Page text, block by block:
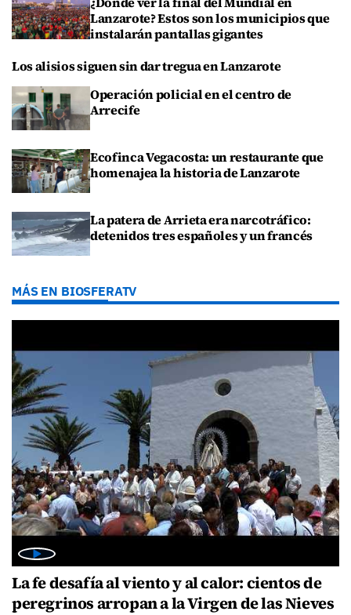
Lanzarote? Estos son los municipios que
instalarán pantallas gigantes
Los alisios siguen sin dar tregua en Lanzarote
Operación policial en el centro de
Arrecife
Ecofinca Vegacosta: un restaurante que
homenajea la historia de Lanzarote
La patera de Arrieta era narcotráfico:
detenidos tres españoles y un francés
MÁS EN BIOSFERATV
La fe desafía al viento y al calor: cientos de
peregrinos arropan a la Virgen de las Nieves